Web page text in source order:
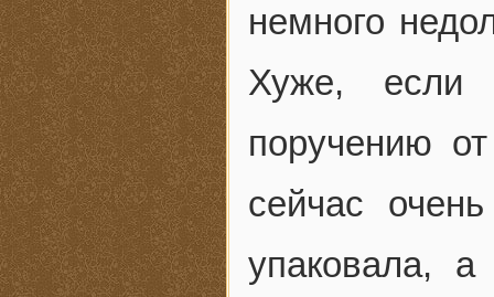
немного
Хуже, если
поручению
сейчас
упаковала,